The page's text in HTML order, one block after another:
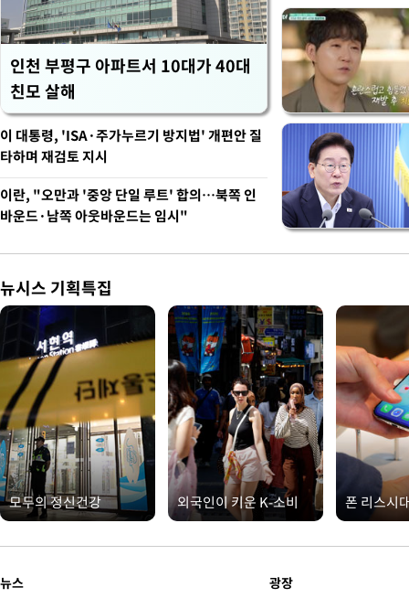
인천 부평구 아파트서 10대가 40대
친모 살해
이 대통령, 'ISA·주가누르기 방지법' 개편안 질
타하며 재검토 지시
이란, "오만과 '중앙 단일 루트' 합의…북쪽 인
바운드·남쪽 아웃바운드는 임시"
뉴시스 기획특집
모두의 정신건강 외국인이 키운 K-소비 폰 리스시
뉴스 광장